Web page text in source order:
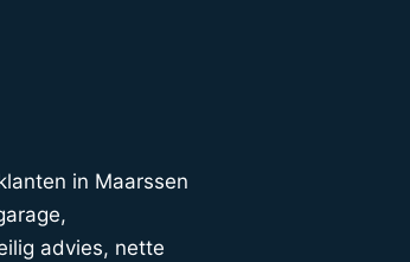
in Maarssen
advies, nette